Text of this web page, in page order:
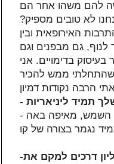
להם משהו אחר הם
לא טובים מספיק?
האירופאית ובין
לנוף, גם מבפנים וגם
בדימויים. אני
שהתחלתי ממש להכיר
- אני לא יודע, כשאני מתכנן בית אני בודק תמיד מאיפה באה השמש, מאיפה באה
-לנו, הארכיטקטים שבונים בעיר,בדרך כלל אין מיליון דרכים למקם את